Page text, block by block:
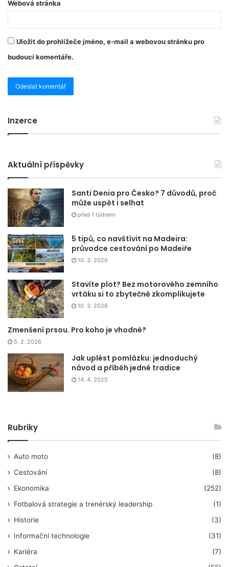
Webová stránka
Uložit do prohlížeče jméno, e-mail a webovou stránku pro
budoucí komentáře.
Inzerce
Aktuální příspěvky
Santi Denia pro Česko? 7 důvodů, proč
může uspět i selhat
před 1 týdnem
5 tipů, co navštívit na Madeira:
průvodce cestování po Madeiře
10. 3. 2026
Stavíte plot? Bez motorového zemního
vrtáku si to zbytečně zkomplikujete
10. 3. 2026
Zmenšení prsou. Pro koho je vhodné?
5. 2. 2026
Jak uplést pomlázku: jednoduchý
návod a příběh jedné tradice
14. 4. 2025
Rubriky
Auto moto
(8)
Cestování
(8)
Ekonomika
(252)
Fotbalová strategie a trenérský leadership
(1)
Historie
(3)
Informační technologie
(31)
Kariéra
(7)